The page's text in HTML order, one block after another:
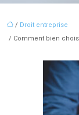
/ Droit entreprise
/ Comment bien